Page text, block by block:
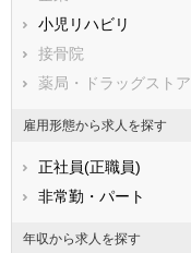
豊川市
碧南市
豊田市
西尾市
江南市
稲沢市
東海市
小児リハビリ
接骨院
薬局・ドラッグストア
雇用形態から求人を探す
正社員(正職員)
非常勤・パート
年収から求人を探す